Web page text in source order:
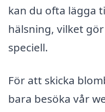
kan du ofta lägga
hälsning, vilket
speciell.
För att skicka
bara besöka vår